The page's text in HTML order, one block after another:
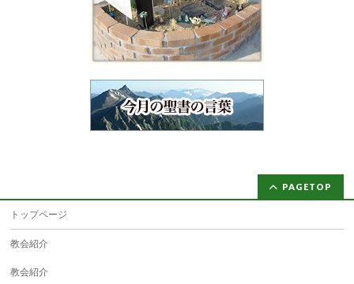
PAGETOP
トップページ
教会紹介
教会紹介